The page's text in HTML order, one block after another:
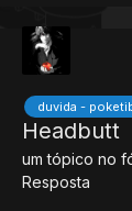
duvida -
Headbutt
um tópico no
Resposta